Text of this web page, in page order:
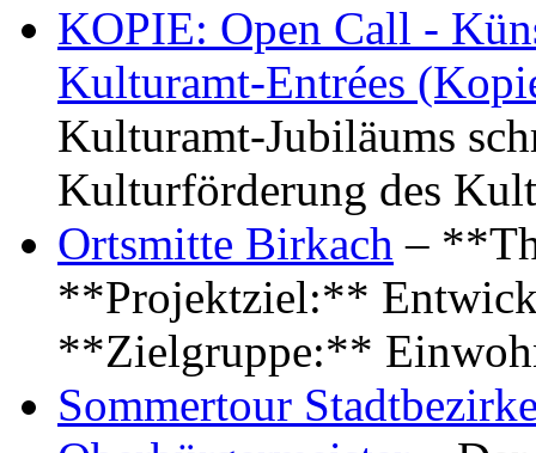
KOPIE: Open Call -
Kulturamt-Entrées
Kulturamt-Jubiläums
Kulturförderung des
Ortsmitte Birkach –
**Projektziel:**
**Zielgruppe:**
Sommertour